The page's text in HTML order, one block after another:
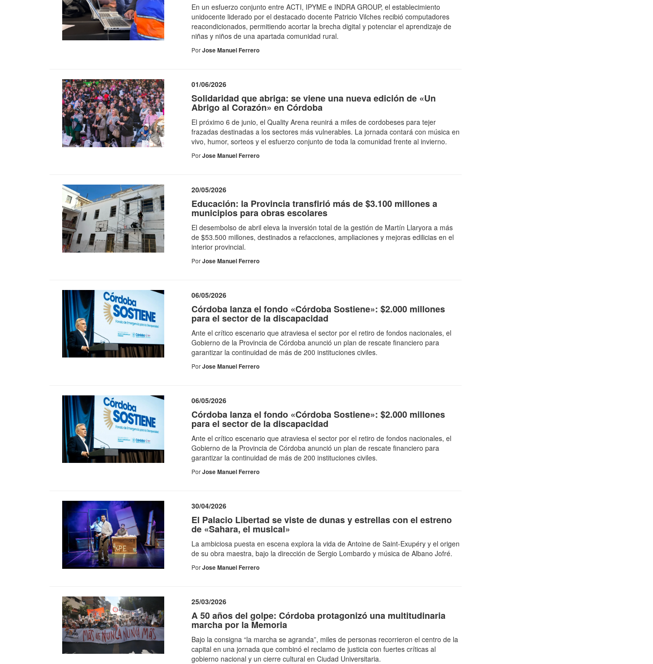
En un esfuerzo conjunto entre ACTI, IPYME e INDRA GROUP, el establecimiento
unidocente liderado por el destacado docente Patricio Vilches recibió computadores
reacondicionados, permitiendo acortar la brecha digital y potenciar el aprendizaje de
niñas y niños de una apartada comunidad rural.
PorJose Manuel Ferrero
01/06/2026
Solidaridad que abriga: se viene una nueva edición de «Un
Abrigo al Corazón» en Córdoba
El próximo 6 de junio, el Quality Arena reunirá a miles de cordobeses para tejer
frazadas destinadas a los sectores más vulnerables. La jornada contará con música en
vivo, humor, sorteos y el esfuerzo conjunto de toda la comunidad frente al invierno.
PorJose Manuel Ferrero
20/05/2026
Educación: la Provincia transfirió más de $3.100 millones a
municipios para obras escolares
El desembolso de abril eleva la inversión total de la gestión de Martín Llaryora a más
de $53.500 millones, destinados a refacciones, ampliaciones y mejoras edilicias en el
interior provincial.
PorJose Manuel Ferrero
06/05/2026
Córdoba lanza el fondo «Córdoba Sostiene»: $2.000 millones
para el sector de la discapacidad
Ante el crítico escenario que atraviesa el sector por el retiro de fondos nacionales, el
Gobierno de la Provincia de Córdoba anunció un plan de rescate financiero para
garantizar la continuidad de más de 200 instituciones civiles.
PorJose Manuel Ferrero
06/05/2026
Córdoba lanza el fondo «Córdoba Sostiene»: $2.000 millones
para el sector de la discapacidad
Ante el crítico escenario que atraviesa el sector por el retiro de fondos nacionales, el
Gobierno de la Provincia de Córdoba anunció un plan de rescate financiero para
garantizar la continuidad de más de 200 instituciones civiles.
PorJose Manuel Ferrero
30/04/2026
El Palacio Libertad se viste de dunas y estrellas con el estreno
de «Sahara, el musical»
La ambiciosa puesta en escena explora la vida de Antoine de Saint-Exupéry y el origen
de su obra maestra, bajo la dirección de Sergio Lombardo y música de Albano Jofré.
PorJose Manuel Ferrero
25/03/2026
A 50 años del golpe: Córdoba protagonizó una multitudinaria
marcha por la Memoria
Bajo la consigna “la marcha se agranda”, miles de personas recorrieron el centro de la
capital en una jornada que combinó el reclamo de justicia con fuertes críticas al
gobierno nacional y un cierre cultural en Ciudad Universitaria.